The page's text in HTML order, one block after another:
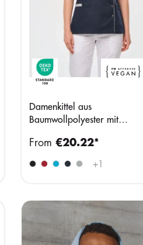
Damenkittel aus
Baumwollpolyester mit
+1
From €20.22*